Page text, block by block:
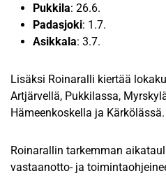
Pukkila: 26.6.
Padasjoki: 1.7.
Asikkala: 3.7.
Lisäksi Roinaralli kiertää
Artjärvellä, Pukkilassa,
Hämeenkoskella ja Kärkölässä.
Roinarallin tarkemman
vastaanotto- ja